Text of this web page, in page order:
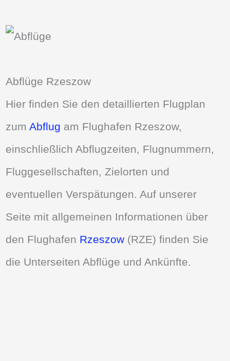
Abflüge Rzeszow
Hier finden Sie den detaillierten Flugplan
zumAbflug am Flughafen Rzeszow,
einschließlich Abflugzeiten, Flugnummern,
Fluggesellschaften, Zielorten und
eventuellen Verspätungen. Auf unserer
Seite mit allgemeinen Informationen über
den Flughafen Rzeszow (RZE) finden Sie
die Unterseiten Abflüge und Ankünfte.